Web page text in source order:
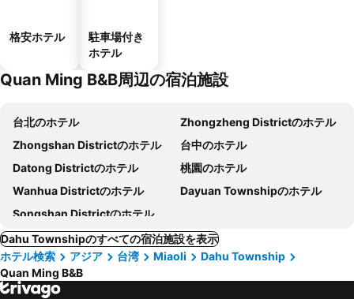
格安ホテル
駐車場付き
ホテル
Quan Ming B&B周辺の宿泊施設
台北のホテル
Zhongzheng Districtのホテル
Zhongshan Districtのホテル
台中のホテル
Datong Districtのホテル
桃園のホテル
Wanhua Districtのホテル
Dayuan Townshipのホテル
Songshan Districtのホテル
Dahu Townshipのすべての宿泊施設を表示
ホテル検索
アジア 台湾 Miaoli
Dahu Township
Quan Ming B&B